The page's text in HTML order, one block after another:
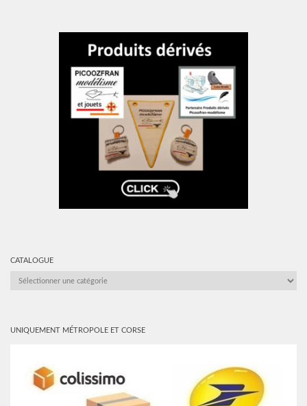
CATALOGUE
CATALOGUE
UNIQUEMENT MÉTROPOLE ET CORSE